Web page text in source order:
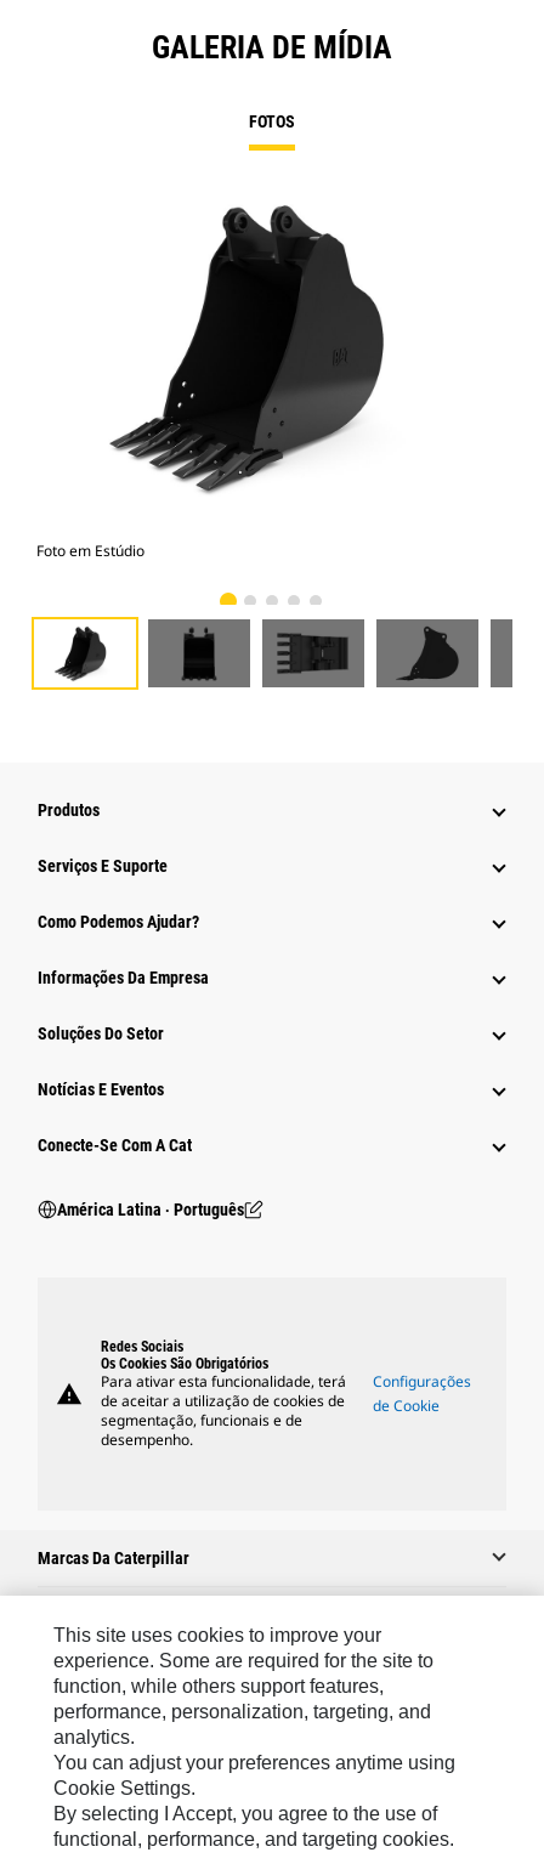
GALERIA DE MÍDIA
FOTOS
Foto em Estúdio
Produtos
Serviços E Suporte
Como Podemos Ajudar?
Informações Da Empresa
Soluções Do Setor
Notícias E Eventos
Conecte-Se Com A Cat
América Latina ‧ Português
warning
Redes Sociais
Os Cookies São Obrigatórios
Para ativar esta funcionalidade, terá
de aceitar a utilização de cookies de
segmentação, funcionais e de
desempenho.
Configurações
de Cookie
Marcas Da Caterpillar
Caterpillar.com
Caterpillar Contato E Suporte
Minhas Preferências De Marketing
Mapa Do Local
Cookie Settings
Legal
This site uses cookies to improve your
experience. Some are required for the site to
function, while others support features,
performance, personalization, targeting, and
analytics.
You can adjust your preferences anytime using
Cookie Settings.
By selecting I Accept, you agree to the use of
functional, performance, and targeting cookies.